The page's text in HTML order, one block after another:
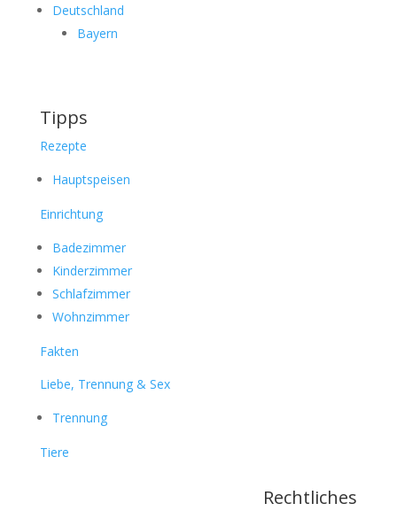
Deutschland
Bayern
Tipps
Rezepte
Hauptspeisen
Einrichtung
Badezimmer
Kinderzimmer
Schlafzimmer
Wohnzimmer
Fakten
Liebe, Trennung & Sex
Trennung
Tiere
Rechtliches